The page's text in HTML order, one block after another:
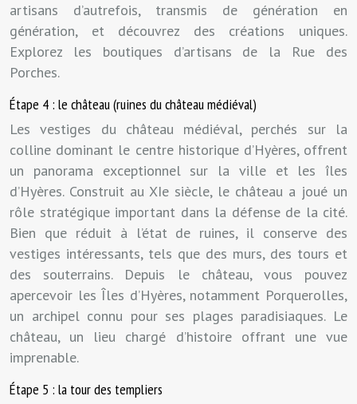
artisans d’autrefois, transmis de génération en
génération, et découvrez des créations uniques.
Explorez les boutiques d’artisans de la Rue des
Porches.
Étape 4 : le château (ruines du château médiéval)
Les vestiges du château médiéval, perchés sur la
colline dominant le centre historique d’Hyères, offrent
un panorama exceptionnel sur la ville et les îles
d’Hyères. Construit au XIe siècle, le château a joué un
rôle stratégique important dans la défense de la cité.
Bien que réduit à l’état de ruines, il conserve des
vestiges intéressants, tels que des murs, des tours et
des souterrains. Depuis le château, vous pouvez
apercevoir les Îles d’Hyères, notamment Porquerolles,
un archipel connu pour ses plages paradisiaques. Le
château, un lieu chargé d’histoire offrant une vue
imprenable.
Étape 5 : la tour des templiers